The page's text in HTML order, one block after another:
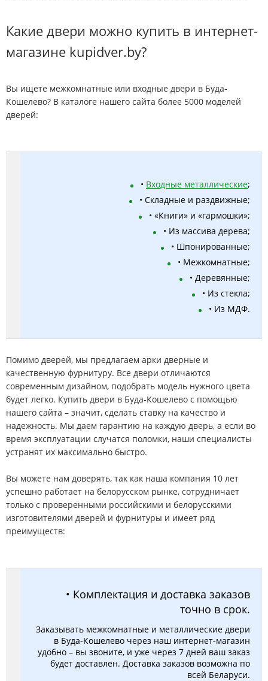
Какие двери можно купить в интернет-
магазине kupidver.by?
Вы ищете межкомнатные или входные двери в Буда-
Кошелево? В каталоге нашего сайта более 5000 моделей
дверей:
• Входные металлические;
• Складные и раздвижные;
• «Книги» и «гармошки»;
• Из массива дерева;
• Шпонированные;
• Межкомнатные;
• Деревянные;
• Из стекла;
• Из МДФ.
Помимо дверей, мы предлагаем арки дверные и
качественную фурнитуру. Все двери отличаются
современным дизайном, подобрать модель нужного цвета
будет легко. Купить двери в Буда-Кошелево с помощью
нашего сайта – значит, сделать ставку на качество и
надежность. Мы даем гарантию на каждую дверь, а если во
время эксплуатации случатся поломки, наши специалисты
устранят их максимально быстро.
Вы можете нам доверять, так как наша компания 10 лет
успешно работает на белорусском рынке, сотрудничает
только с проверенными российскими и белорусскими
изготовителями дверей и фурнитуры и имеет ряд
преимуществ:
• Комплектация и доставка заказов
точно в срок.
Заказывать межкомнатные и металлические двери
в Буда-Кошелево через наш интернет-магазин
удобно – вы звоните, и уже через 7 дней ваш заказ
будет доставлен. Доставка заказов возможна по
всей Беларуси.